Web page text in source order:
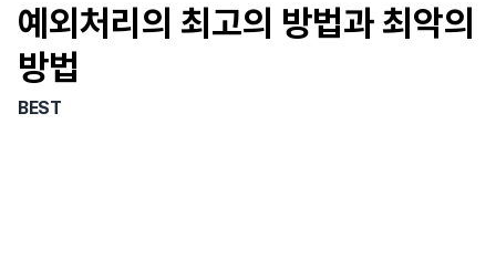
예외처리의 최고의 방법과 최악의
방법
BEST